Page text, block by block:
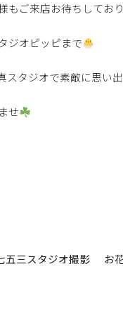
もご来店お待ちしてお
ジオピッピまで
スタジオで素敵に思い
せ
五三スタジオ撮影 お